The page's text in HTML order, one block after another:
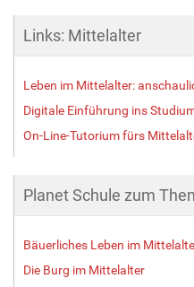
Links: Mittelalter
Leben im Mittelalter:
Digitale Einführung ins
On-Line-Tutorium fürs
Planet Schule zum
Bäuerliches Leben im
Die Burg im Mittelalter